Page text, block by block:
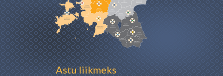
Astu liikmeks